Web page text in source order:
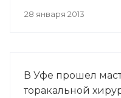
поддержки
28 января 2013
В Уфе прошел
торакальной